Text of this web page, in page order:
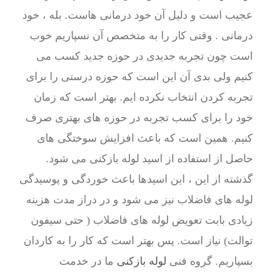
عجیب است و دلیل آن خود درمانی هاست. بله ، خود
درمانی . وقتی کار را به متخصص آن نسپاریم خوب
است چون تجربه جدیدی در حوزه جدید کسب می
کنیم ولی بدی آن این است که حوزه درستی را برای
تجربه کردن انتخاب نکرده ایم. بهتر است که زمان
خود را برای کسب تجربه در حوزه های بهتری صرف
کنیم. همین است که باعث افزایش سوختگی های
حاصل از استفاده از اسید لوله بازکنی می شود.
گذشته از این ، این اسیدها باعث خوردگی و پوسیدگی
لوله های فاضلاب نیز می شود و در دراز مدت هزینه
زیادی بابت تعویض لوله های فاضلاب ( حتی سیفون
توالت) نیاز است. پس بهتر است که کار را به کاردان
بسپاریم. گروه فنی لوله بازکنی ما در خدمت